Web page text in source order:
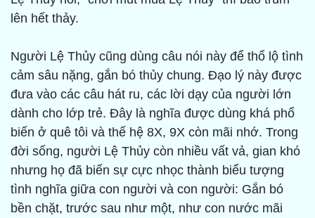
lên hết thảy.
Người Lệ Thủy cũng dùng câu nói này để thổ lộ tình
cảm sâu nặng, gắn bó thủy chung. Đạo lý này được
đưa vào các câu hát ru, các lời dạy của người lớn
dành cho lớp trẻ. Đây là nghĩa được dùng khá phổ
biến ở quê tôi và thế hệ 8X, 9X còn mãi nhớ. Trong
đời sống, người Lệ Thủy còn nhiều vất vả, gian khó
nhưng họ đã biến sự cực nhọc thành biểu tượng
tình nghĩa giữa con người và con người: Gắn bó
bền chặt, trước sau như một, như con nước mãi